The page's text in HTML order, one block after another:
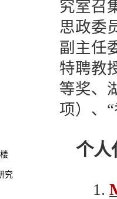
究
究室召
思政委
副主任
特聘教
等奖、
项）、
个人
1.